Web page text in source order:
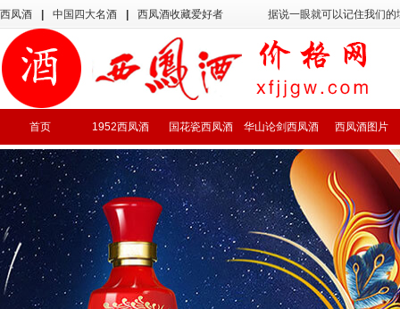
西凤酒 中国四大名酒 西凤酒收藏爱好者 据说一眼就可以记住我们
首页 1952西凤酒 国花瓷西凤酒 华山论剑西凤酒 西凤酒图片